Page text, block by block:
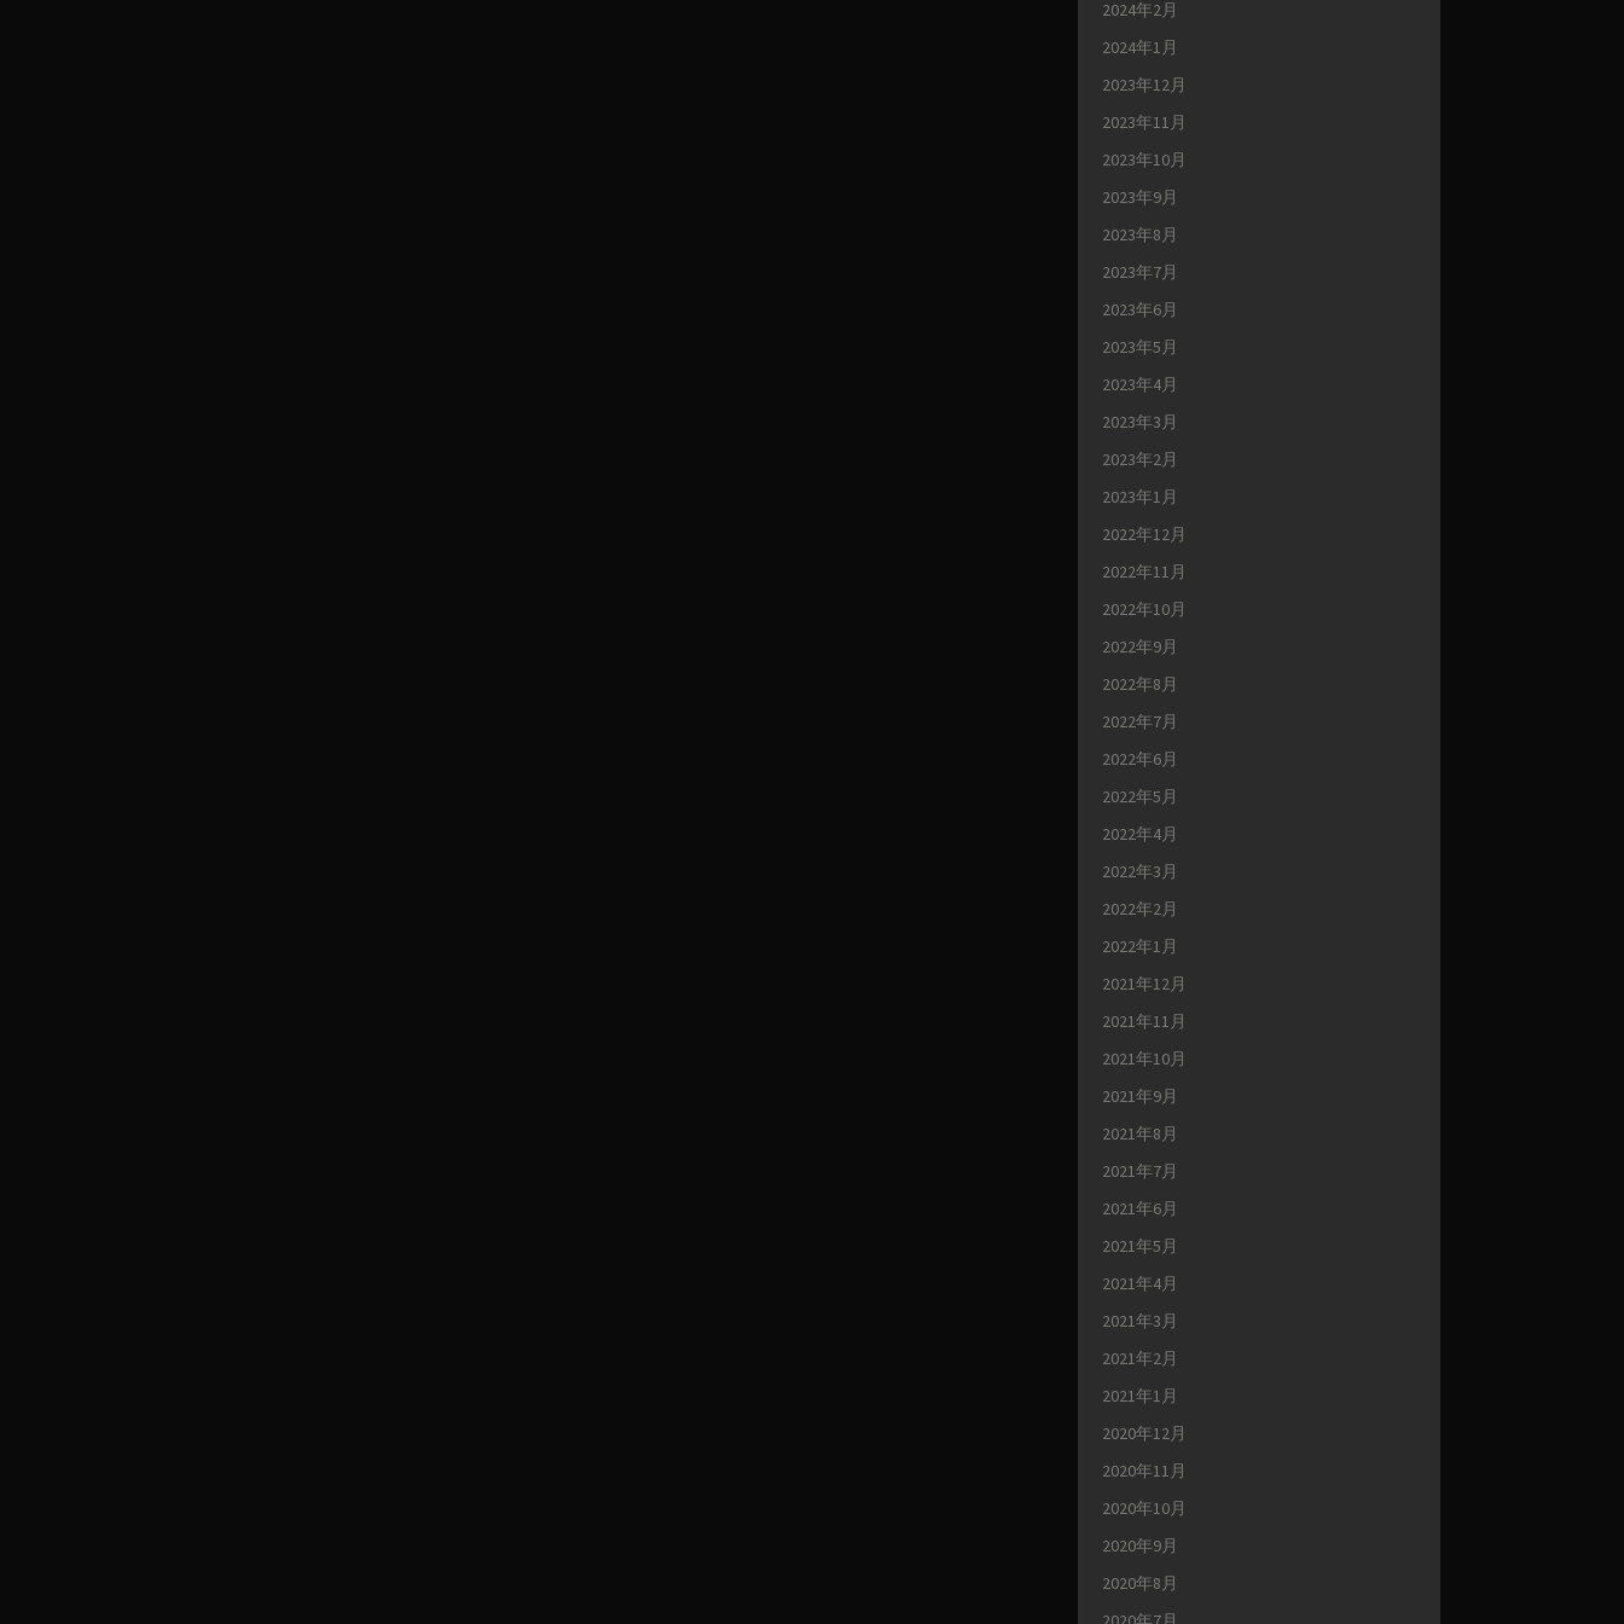
2024年2月
2024年1月
2023年12月
2023年11月
2023年10月
2023年9月
2023年8月
2023年7月
2023年6月
2023年5月
2023年4月
2023年3月
2023年2月
2023年1月
2022年12月
2022年11月
2022年10月
2022年9月
2022年8月
2022年7月
2022年6月
2022年5月
2022年4月
2022年3月
2022年2月
2022年1月
2021年12月
2021年11月
2021年10月
2021年9月
2021年8月
2021年7月
2021年6月
2021年5月
2021年4月
2021年3月
2021年2月
2021年1月
2020年12月
2020年11月
2020年10月
2020年9月
2020年8月